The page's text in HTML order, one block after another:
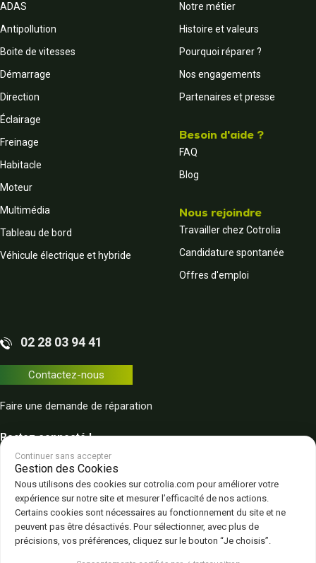
ADAS
Antipollution
Boite de vitesses
Démarrage
Direction
Éclairage
Freinage
Habitacle
Moteur
Multimédia
Tableau de bord
Véhicule électrique et hybride
Notre métier
Histoire et valeurs
Pourquoi réparer ?
Nos engagements
Partenaires et presse
Besoin d'aide ?
FAQ
Blog
Nous rejoindre
Travailler chez Cotrolia
Candidature spontanée
Offres d'emploi
02 28 03 94 41
Contactez-nous
Faire une demande de réparation
Restez connecté !
Plan du site Politique de confidentialité CGV – CGU Mentions légales
Continuer sans accepter
Gestion des Cookies
Nous utilisons des cookies sur cotrolia.com pour améliorer votre
expérience sur notre site et mesurer l’efficacité de nos actions.
Certains cookies sont nécessaires au fonctionnement du site et ne
peuvent pas être désactivés. Pour sélectionner, avec plus de
précisions, vos préférences, cliquez sur le bouton “Je choisis”.